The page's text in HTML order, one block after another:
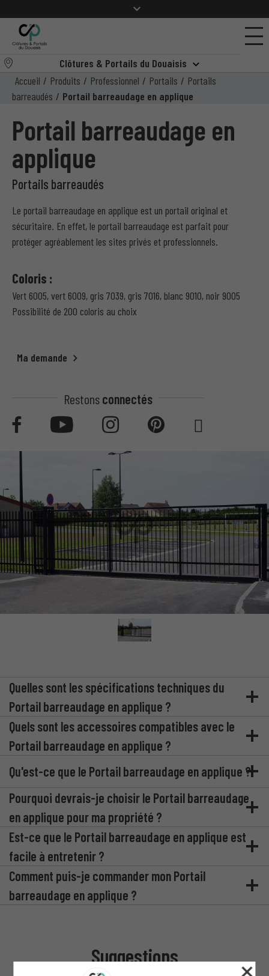
Clôtures & Portails du Douaisis
Accueil / Produits / Professionnel / Portails / Portails
barreaudés / Portail barreaudage en applique
Portail barreaudage en
applique
Portails barreaudés
Le portail barreaudage en applique est un portail original et
sécuritaire. En effet, le portail barreaudage est parfait pour
protéger agréablement les sites privés et professionnels.
Coloris :
Vert 6005, vert 6009, gris 7039, gris 7016, blanc 9010, noir 9005
Possibilité de 200 coloris au choix
Ma demande
Restonsconnectés
Quelles sont les spécifications techniques du
Portail barreaudage en applique ?
Quels sont les accessoires compatibles avec le
Portail barreaudage en applique ?
Qu'est-ce que le Portail barreaudage en applique ?
Pourquoi devrais-je choisir le Portail barreaudage
en applique pour ma propriété ?
Est-ce que le Portail barreaudage en applique est
facile à entretenir ?
Comment puis-je commander mon Portail
barreaudage en applique ?
Suggestions